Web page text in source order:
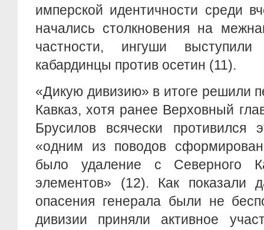
имперской идентичности среди
начались столкновения на
частности, ингуши
кабардинцы против осетин (11).
«Дикую дивизию» в итоге решили
Кавказ, хотя ранее Верховный
Брусилов всячески противился
«одним из поводов
было удаление с Северного
элементов» (12). Как показали
опасения генерала были не
дивизии приняли активное